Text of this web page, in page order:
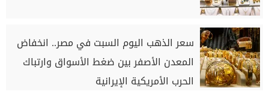
سعر الذهب اليوم السبت في مصر.. انخفاض
المعدن الأصفر بين ضغط الأسواق وارتباك
الحرب الأمريكية الإيرانية